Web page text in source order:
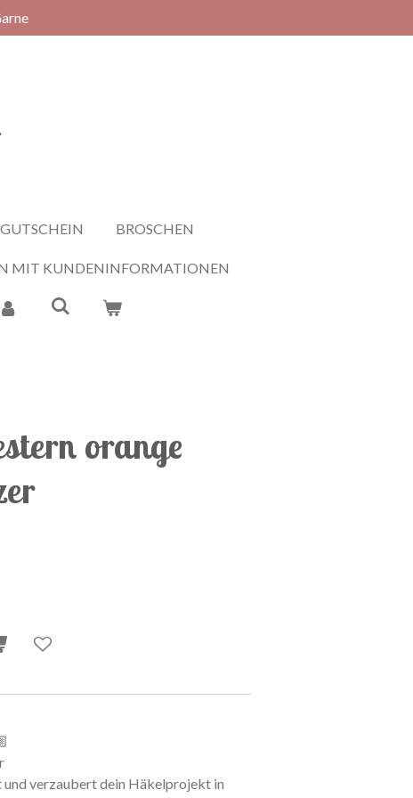
GUTSCHEIN BROSCHEN
MIT KUNDENINFORMATIONEN
orange
und verzaubert dein Häkelprojekt in